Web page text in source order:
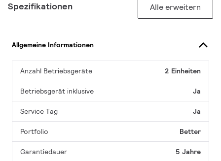
Spezifikationen Alle erweitern
Allgemeine Informationen
Anzahl Betriebsgeräte 2 Einheiten
Betriebsgerät inklusive Ja
Service Tag Ja
Portfolio Better
Garantiedauer 5 Jahre